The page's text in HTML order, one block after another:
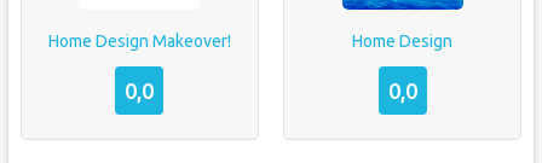
Home Design Makeover!
0,0
Home Design
0,0